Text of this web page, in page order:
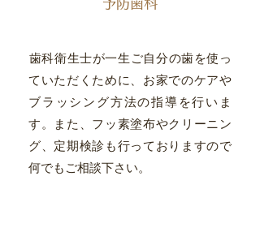
予防歯科
​歯科衛生士が一生ご自分の歯を使っ
ていただくために、お家でのケアや
ブラッシング方法の指導を行いま
す。また、フッ素塗布やクリーニン
グ、定期検診も行っておりますので
何でもご相談下さい。